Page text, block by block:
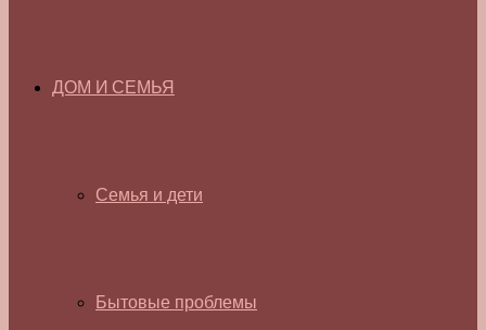
ДОМ И СЕМЬЯ
Семья и дети
Бытовые проблемы